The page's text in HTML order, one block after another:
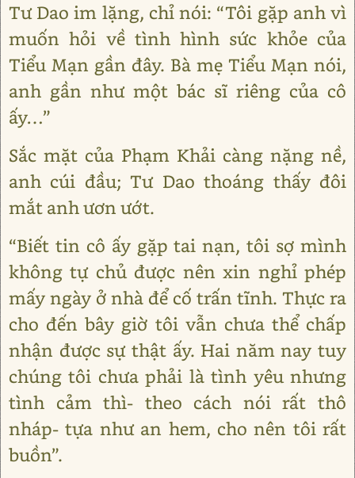
Tư Dao im lặng, chỉ nói: “Tôi gặp anh vì
muốn hỏi về tình hình sức khỏe của
Tiểu Mạn gần đây. Bà mẹ Tiểu Mạn nói,
anh gần như một bác sĩ riêng của cô
ấy…”
Sắc mặt của Phạm Khải càng nặng nề,
anh cúi đầu; Tư Dao thoáng thấy đôi
mắt anh ươn ướt.
“Biết tin cô ấy gặp tai nạn, tôi sợ mình
không tự chủ được nên xin nghỉ phép
mấy ngày ở nhà để cố trấn tĩnh. Thực ra
cho đến bây giờ tôi vẫn chưa thể chấp
nhận được sự thật ấy. Hai năm nay tuy
chúng tôi chưa phải là tình yêu nhưng
tình cảm thì- theo cách nói rất thô
nháp- tựa như an hem, cho nên tôi rất
buồn”.